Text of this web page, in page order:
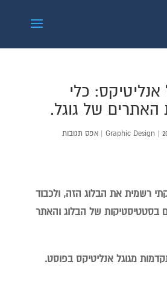
אנליטיקס: כלי
של גוגל.
|
Graphic Design
| אפס תגובות
רשמית את הבלוג הזה, ולכבוד
בסטטיסטיקות של הבלוג והאתר
מגוגל אנליטיקס בפוסט.